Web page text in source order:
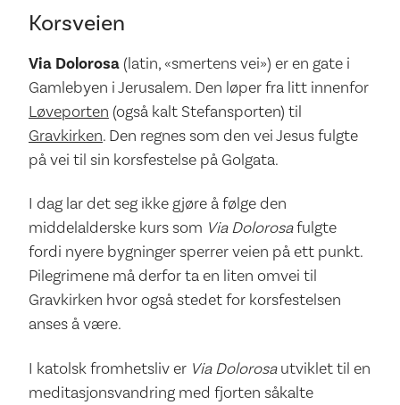
Korsveien
Via Dolorosa (latin, «smertens vei») er en gate i
Gamlebyen i Jerusalem. Den løper fra litt innenfor
Løveporten (også kalt Stefansporten) til
Gravkirken. Den regnes som den vei Jesus fulgte
på vei til sin korsfestelse på Golgata.
I dag lar det seg ikke gjøre å følge den
middelalderske kurs som Via Dolorosafulgte
fordi nyere bygninger sperrer veien på ett punkt.
Pilegrimene må derfor ta en liten omvei til
Gravkirken hvor også stedet for korsfestelsen
anses å være.
I katolsk fromhetsliv er Via Dolorosautviklet til en
meditasjonsvandring med fjorten såkalte